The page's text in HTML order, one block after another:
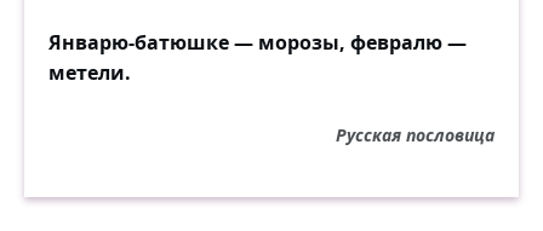
Январю-батюшке — морозы, февралю —
метели.
Русская пословица